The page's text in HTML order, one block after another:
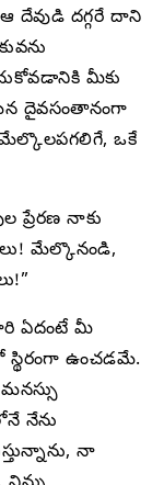
దగ్గరే దాని
మీకు
దైవసంతానంగా
ఒకే
ప్రేరణ నాకు
మేల్కొనండి,
ఏదంటే మీ
స్థిరంగా ఉంచడమే.
నేను
నా